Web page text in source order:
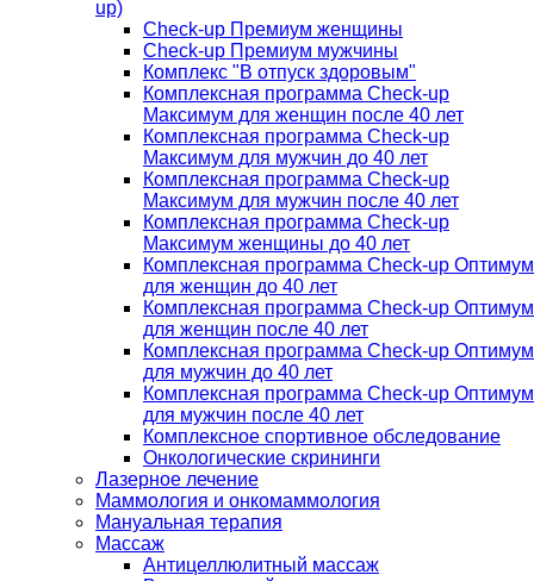
up)
Check-up Премиум женщины
Check-up Премиум мужчины
Комплекс "В отпуск здоровым"
Комплексная программа Check-up
Максимум для женщин после 40 лет
Комплексная программа Check-up
Максимум для мужчин до 40 лет
Комплексная программа Check-up
Максимум для мужчин после 40 лет
Комплексная программа Check-up
Максимум женщины до 40 лет
Комплексная программа Check-up Оптимум
для женщин до 40 лет
Комплексная программа Check-up Оптимум
для женщин после 40 лет
Комплексная программа Check-up Оптимум
для мужчин до 40 лет
Комплексная программа Check-up Оптимум
для мужчин после 40 лет
Комплексное спортивное обследование
Онкологические скрининги
Лазерное лечение
Маммология и онкомаммология
Мануальная терапия
Массаж
Антицеллюлитный массаж